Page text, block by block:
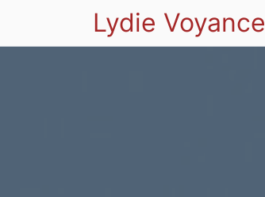
Lydie Voyance